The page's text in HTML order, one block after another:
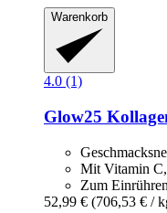
Warenkorb
4.0 (1)
Glow25
Mit Vitamin
Zum
52,99 € (706,53 € /